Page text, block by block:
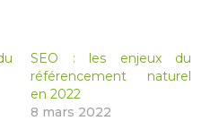
fenêtre)
SEO : les enjeux du
référencement naturel
en 2022
8 mars 2022